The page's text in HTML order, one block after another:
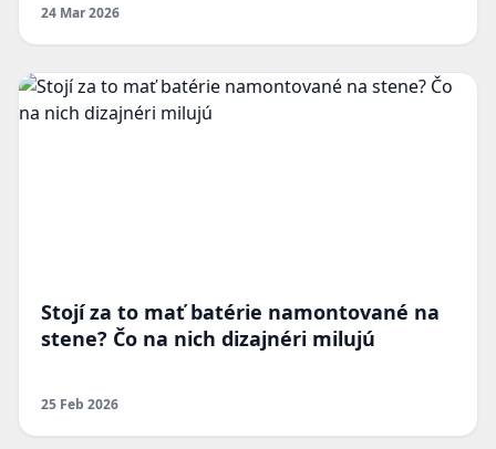
24 Mar 2026
Stojí za to mať batérie namontované na
stene? Čo na nich dizajnéri milujú
25 Feb 2026